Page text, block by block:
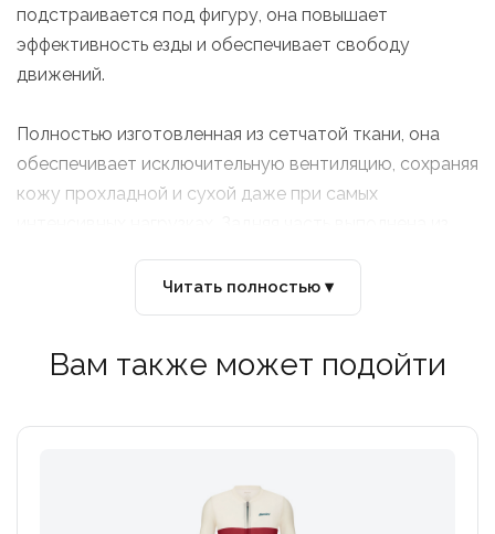
подстраивается под фигуру, она повышает
эффективность езды и обеспечивает свободу
движений.
Полностью изготовленная из сетчатой ткани, она
обеспечивает исключительную вентиляцию, сохраняя
кожу прохладной и сухой даже при самых
блокирует до 80 % вредных ультрафиолетовых лучей,
обеспечивая дополнительную защиту во время
Рукава без швов обеспечивают максимальный
гарантирует плотное прилегание без раздражения
Три задних кармана оснащены внутренней
Читать полностью ▾
Вам также может подойти